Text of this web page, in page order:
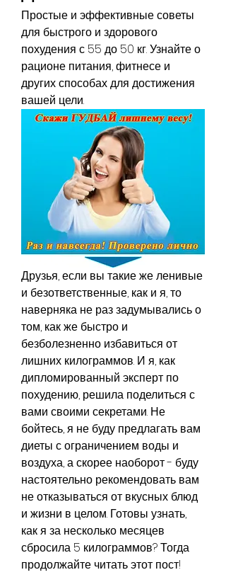
Простые и эффективные советы
для быстрого и здорового
похудения с 55 до 50 кг. Узнайте о
рационе питания, фитнесе и
других способах для достижения
вашей цели.
Друзья, если вы такие же ленивые
и безответственные, как и я, то
наверняка не раз задумывались о
том, как же быстро и
безболезненно избавиться от
лишних килограммов. И я, как
дипломированный эксперт по
похудению, решила поделиться с
вами своими секретами. Не
бойтесь, я не буду предлагать вам
диеты с ограничением воды и
воздуха, а скорее наоборот - буду
настоятельно рекомендовать вам
не отказываться от вкусных блюд
и жизни в целом. Готовы узнать,
как я за несколько месяцев
сбросила 5 килограммов? Тогда
продолжайте читать этот пост!